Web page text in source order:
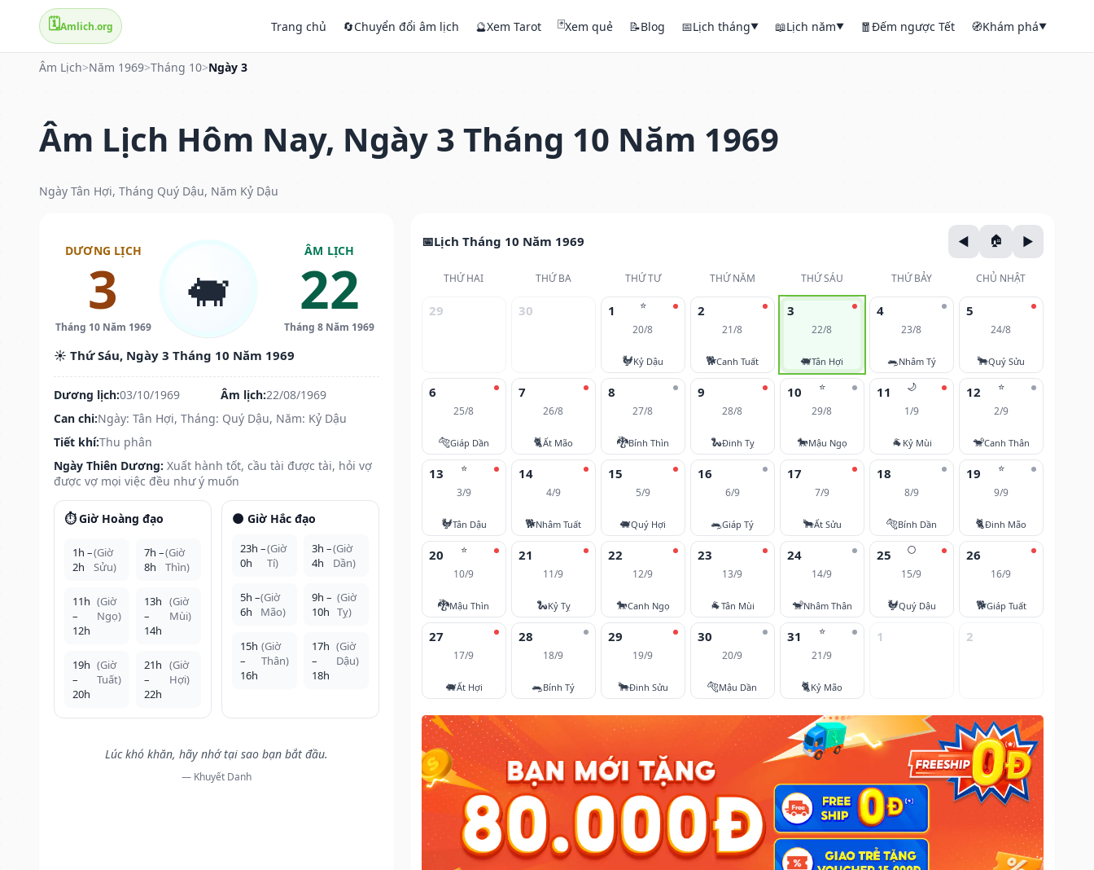
🗓️Amlich.org Trang chủ 🔄Chuyển đổi âm lịch 🔮Xem Tarot 🃏Xem quẻ 📝Blog 📅Lịch tháng▼ 📖Lịch năm▼ 🧧Đếm ngược Tết 🧭Khám phá▼
Âm Lịch>Năm 1969>Tháng 10>Ngày 3
Âm Lịch Hôm Nay, Ngày 3 Tháng 10 Năm 1969
Ngày Tân Hợi, Tháng Quý Dậu, Năm Kỷ Dậu
DƯƠNG LỊCH
3
Tháng 10 Năm 1969
🐖
ÂM LỊCH
22
Tháng 8 Năm 1969
☀️ Thứ Sáu, Ngày 3 Tháng 10 Năm 1969
Dương lịch:03/10/1969 Âm lịch:22/08/1969
Can chi:Ngày: Tân Hợi, Tháng: Quý Dậu, Năm: Kỷ Dậu
Tiết khí:Thu phân
Ngày Thiên Dương: Xuất hành tốt, cầu tài được tài, hỏi vợ
được vợ mọi việc đều như ý muốn
⏱️ Giờ Hoàng đạo
1h –
2h
(Giờ
Sửu)
7h –
8h
(Giờ
Thìn)
11h
–
12h
(Giờ
Ngọ)
13h
–
14h
(Giờ
Mùi)
19h
–
20h
(Giờ
Tuất)
21h
–
22h
(Giờ
Hợi)
🌑 Giờ Hắc đạo
23h –
0h
(Giờ
Tí)
3h –
4h
(Giờ
Dần)
5h –
6h
(Giờ
Mão)
9h –
10h
(Giờ
Tỵ)
15h
–
16h
(Giờ
Thân)
17h
–
18h
(Giờ
Dậu)
Lúc khó khăn, hãy nhớ tại sao bạn bắt đầu.
— Khuyết Danh
Lịch Tháng 10 Năm 1969
THỨ HAI THỨ BA THỨ TƯ THỨ NĂM THỨ SÁU THỨ BẢY CHỦ NHẬT
29 30 ⭐
1
20/8
🐓Kỷ Dậu
2
21/8
🐕Canh Tuất
3
22/8
🐖Tân Hợi
4
23/8
🐀Nhâm Tý
5
24/8
🐂Quý Sửu
6
25/8
🐅Giáp Dần
7
26/8
🐈Ất Mão
8
27/8
🐉Bính Thìn
9
28/8
🐍Đinh Tỵ
⭐
10
29/8
🐎Mậu Ngọ
🌙
11
1/9
🐐 Kỷ Mùi
⭐
12
2/9
🐒Canh Thân
⭐
13
3/9
🐓Tân Dậu
14
4/9
🐕Nhâm Tuất
15
5/9
🐖Quý Hợi
16
6/9
🐀Giáp Tý
17
7/9
🐂Ất Sửu
18
8/9
🐅Bính Dần
⭐
19
9/9
🐈Đinh Mão
⭐
20
10/9
🐉Mậu Thìn
21
11/9
🐍Kỷ Tỵ
22
12/9
🐎Canh Ngọ
23
13/9
🐐Tân Mùi
24
14/9
🐒Nhâm Thân
🌕
25
15/9
🐓Quý Dậu
26
16/9
🐕Giáp Tuất
27
17/9
🐖Ất Hợi
28
18/9
🐀Bính Tý
29
19/9
🐂Đinh Sửu
30
20/9
🐅Mậu Dần
⭐
31
21/9
🐈Kỷ Mão
1 2